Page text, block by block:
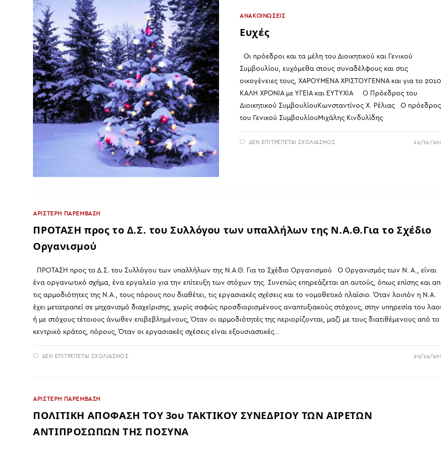
ΤΈΤΟΙΟ
ΒΑΘΜΌ
ΔΟΎΛΕΜΑ!!!
ΑΝΑΚΟΙΝΩΣΕΙΣ
Ευχές
Οι πρόεδροι και τα μέλη του Διοικητικού και Γενικού
Συμβουλίου, ευχόμεθα στους συναδέλφους και στις
οικογένειες τους, ΧΑΡΟΥΜΕΝΑ ΧΡΙΣΤΟΥΓΕΝΝΑ και για το 2010
ΚΑΛΗ ΧΡΟΝΙΑ με ΥΓΕΙΑ και ΕΥΤΥΧΙΑ Ο Πρόεδρος του
Διοικητικού ΣυμβουλίουΚωνσταντίνος Χ. Ρέλιας Ο πρόεδρος
του Γενικού ΣυμβουλίουΜιχάλης Κινδυλίδης
ΔΕΝ ΕΠΙΤΡΈΠΕΤΑΙ ΣΧΟΛΙΑΣΜΌΣΣΤΟ 22/12/
ΑΡΙΣΤΕΡΗ ΠΑΡΕΜΒΑΣΗ
ΠΡΟΤΑΣΗ προς το Δ.Σ. του Συλλόγου των υπαλλήλων της Ν.Α.Θ.Για το Σχέδιο
Οργανισμού
ΠΡΟΤΑΣΗ προς το Δ.Σ. του Συλλόγου των υπαλλήλων της Ν.Α.Θ. Για το Σχέδιο Οργανισμού Ο Οργανισμός των Ν. Α., είναι
ένα οργανωτικό σχήμα, ένα εργαλείο για την επίτευξη των στόχων της. Συνεπώς επηρεάζεται απ αυτούς, όπως επίσης και
τις αρμοδιότητες της Ν.Α., τους πόρους που διαθέτει, τις εργασιακές σχέσεις και το νομοθετικό πλαίσιο. Όταν λοιπόν η Ν.Α.
έχει μετατραπεί σε μηχανισμό διαχείρισης, χωρίς σαφώς προσδιορισμένους αναπτυξιακούς στόχους, στην υπηρεσία του
ή με στόχους τέτοιους άνωθεν επιβεβλημένους, Όταν οι αρμοδιότητές της περιορίζονται, μαζί με τους διατιθέμενους από το
κεντρικό κράτος, πόρους, Όταν οι εργασιακές σχέσεις είναι εξουσιαστικές…
ΔΕΝ ΕΠΙΤΡΈΠΕΤΑΙ ΣΧΟΛΙΑΣΜΌΣΣΤΟ
ΤΗΣ
Ν.Α.Θ.ΓΙΑ
ΣΧΈΔΙΟ
20/12/
ΑΡΙΣΤΕΡΗ ΠΑΡΕΜΒΑΣΗ
ΠΟΛΙΤΙΚΗ ΑΠΟΦΑΣΗ ΤΟΥ 3ου ΤΑΚΤΙΚΟΥ ΣΥΝΕΔΡΙΟΥ ΤΩΝ ΑΙΡΕΤΩΝ
ΑΝΤΙΠΡΟΣΩΠΩΝ ΤΗΣ ΠΟΣΥΝΑ